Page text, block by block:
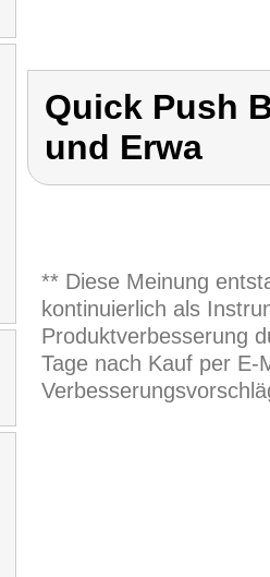
Quick Push
und Erwa
** Diese Meinung
kontinuierlich als
Produktverbesserung
Tage nach Kauf per E-